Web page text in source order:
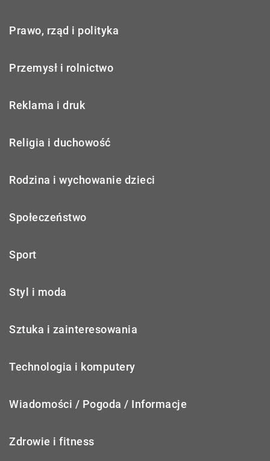
Prawo, rząd i polityka
Przemysł i rolnictwo
Reklama i druk
Religia i duchowość
Rodzina i wychowanie dzieci
Społeczeństwo
Sport
Styl i moda
Sztuka i zainteresowania
Technologia i komputery
Wiadomości / Pogoda / Informacje
Zdrowie i fitness